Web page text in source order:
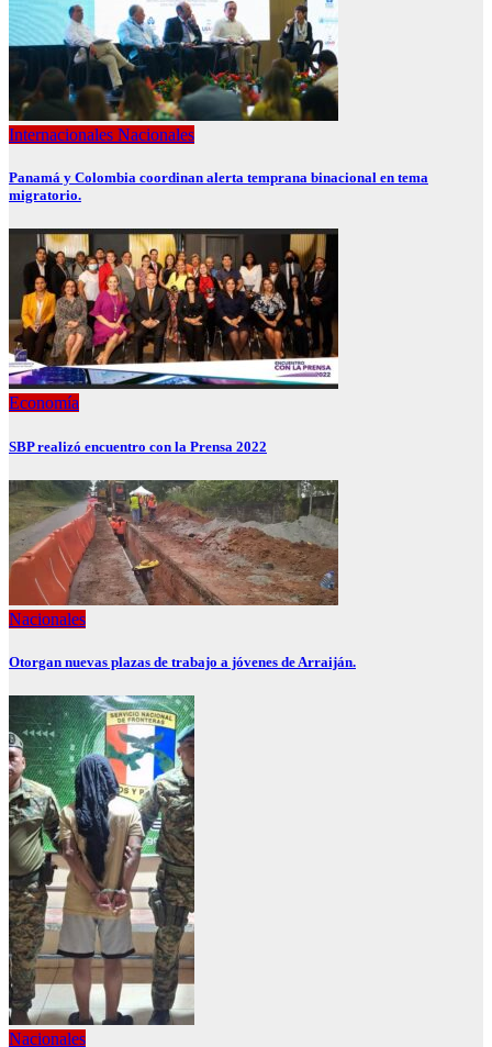
Internacionales Nacionales
Panamá y Colombia coordinan alerta temprana binacional en tema
migratorio.
Economía
SBP realizó encuentro con la Prensa 2022
Nacionales
Otorgan nuevas plazas de trabajo a jóvenes de Arraiján.
Nacionales